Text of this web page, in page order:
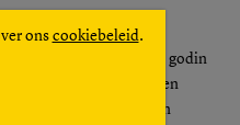
ons cookiebeleid.
Haar gezicht is een godin
verhult en belooft een
naar toe worden